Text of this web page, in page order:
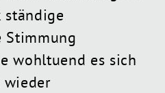
ständige
Stimmung
wohltuend es sich